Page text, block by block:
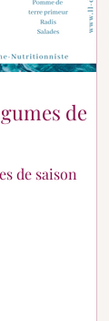
de
de saison